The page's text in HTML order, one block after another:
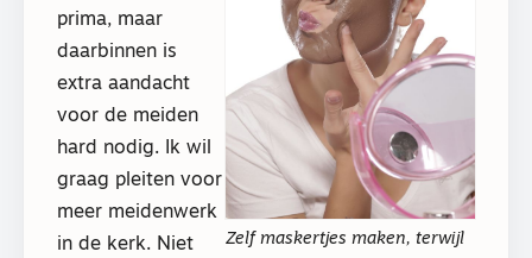
Zelf maskertjes maken, terwijl
prima, maar
daarbinnen is
extra aandacht
voor de meiden
hard nodig. Ik wil
graag pleiten voor
meer meidenwerk
in de kerk. Niet